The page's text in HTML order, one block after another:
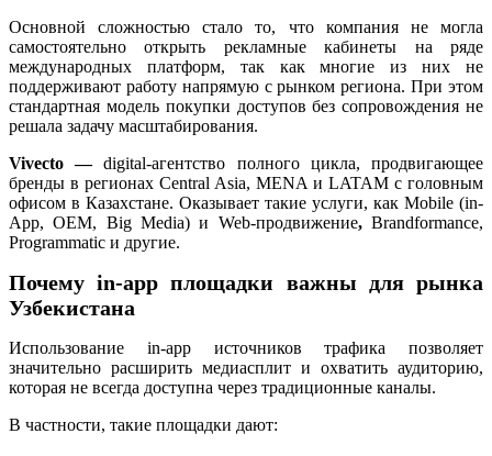
Основной сложностью стало то, что компания не могла
самостоятельно открыть рекламные кабинеты на ряде
международных платформ, так как многие из них не
поддерживают работу напрямую с рынком региона. При этом
стандартная модель покупки доступов без сопровождения не
решала задачу масштабирования.
Vivecto —digital-агентство полного цикла, продвигающее
бренды в регионах Central Asia, MENA и LATAM с головным
офисом в Казахстане. Оказывает такие услуги, как Mobile (in-
App, OEM, Big Media) и Web-продвижение,Brandformance,
Programmatic и другие.
Почему in-app площадки важны для рынка
Узбекистана
Использование in-app источников трафика позволяет
значительно расширить медиасплит и охватить аудиторию,
которая не всегда доступна через традиционные каналы.
В частности, такие площадки дают: